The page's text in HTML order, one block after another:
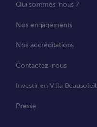
Qui sommes-nous ?
Nos engagements
Nos accréditations
Contactez-nous
Investir en Villa Beausoleil
Presse